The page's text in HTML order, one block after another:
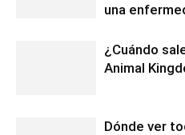
una
¿Cuándo
Animal
Dónde ver